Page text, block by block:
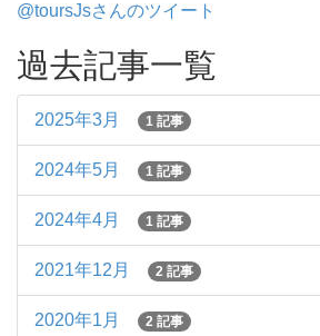
@toursJsさんのツイート
過去記事一覧
2025年3月 1 記事
2024年5月 1 記事
2024年4月 1 記事
2021年12月 2 記事
2020年1月 2 記事